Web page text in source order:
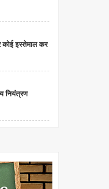
कोई इस्तेमाल कर
नियंत्रण